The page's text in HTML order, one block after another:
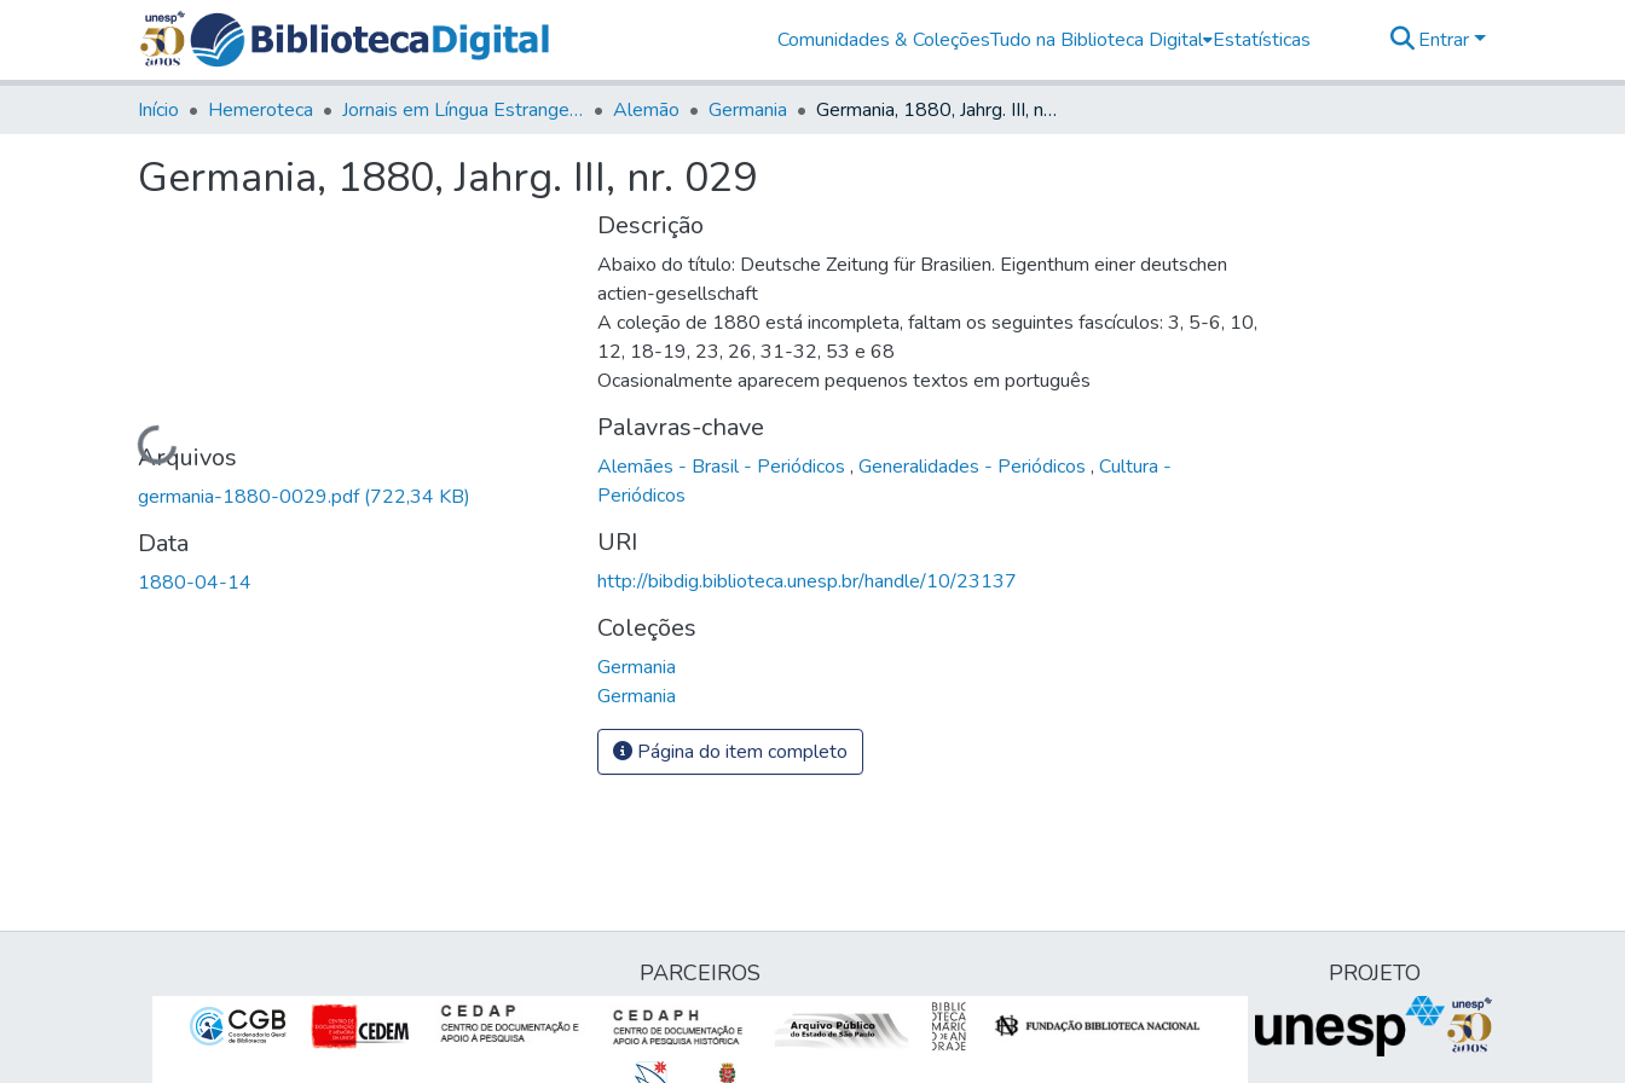
Comunidades & ColeçõesTudo na Biblioteca Digital Estatísticas Entrar
Início Hemeroteca Jornais em Língua Estrangeira Alemão Germania Germania, 1880, Jahrg. III, nr. 029
Germania, 1880, Jahrg. III, nr. 029
Carregando...
Arquivos
germania-1880-0029.pdf(722,34 KB)
Data
1880-04-14
Descrição
Abaixo do título: Deutsche Zeitung für Brasilien. Eigenthum einer deutschen
actien-gesellschaft
A coleção de 1880 está incompleta, faltam os seguintes fascículos: 3, 5-6, 10,
12, 18-19, 23, 26, 31-32, 53 e 68
Ocasionalmente aparecem pequenos textos em português
Palavras-chave
Alemães - Brasil - Periódicos , Generalidades - Periódicos , Cultura -
Periódicos
URI
http://bibdig.biblioteca.unesp.br/handle/10/23137
Coleções
Germania
Germania
Página do item completo
PARCEIROS PROJETO